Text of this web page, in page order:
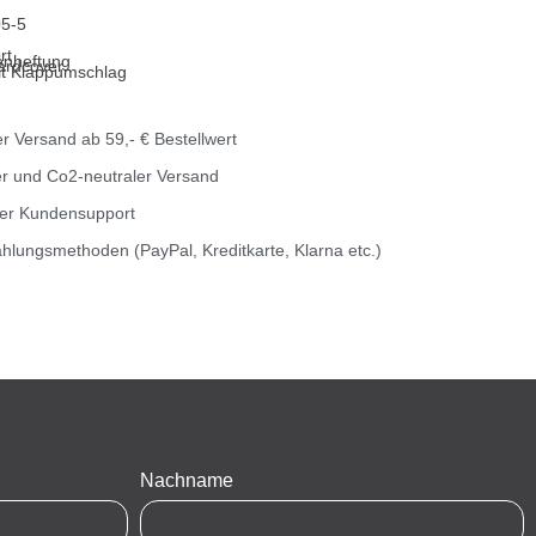
5
Klappumschlag
Versand ab 59,- € Bestellwert
und Co2-neutraler Versand
Kundensupport
(PayPal, Kreditkarte, Klarna etc.)
Nachname